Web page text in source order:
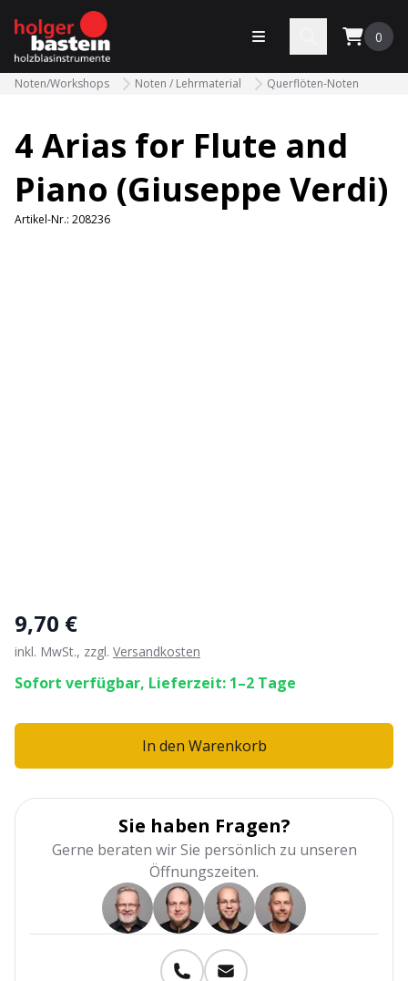
bastein
Menü öffnen 0
Noten/Workshops Noten / Lehrmaterial Querflöten-Noten
4 Arias for Flute and
Piano (Giuseppe Verdi)
Artikel-Nr.: 208236
9,70 €
inkl. MwSt., zzgl. Versandkosten
Sofort verfügbar, Lieferzeit: 1–2 Tage
In den Warenkorb
Sie haben Fragen?
Gerne beraten wir Sie persönlich zu unseren
Öffnungszeiten.